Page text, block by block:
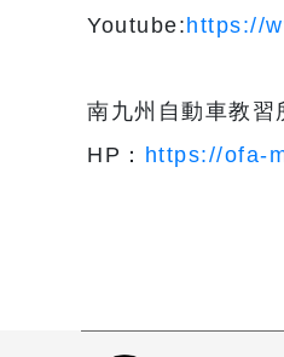
Youtube: https://
南九州自動車教習
HP： https://ofa-